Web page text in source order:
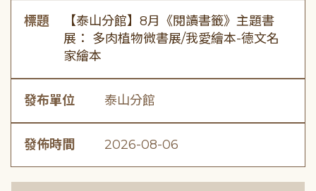
標題
【泰山分館】8月《閱讀書籤》主題書
展： 多肉植物微書展/我愛繪本-德文名
家繪本
發布單位 泰山分館
發佈時間 2026-08-06